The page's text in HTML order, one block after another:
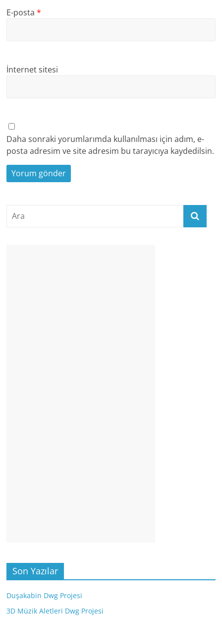
E-posta*
İnternet sitesi
Daha sonraki yorumlarımda kullanılması için adım, e-
posta adresim ve site adresim bu tarayıcıya kaydedilsin.
Son Yazılar
Duşakabin Dwg Projesi
3D Müzik Aletleri Dwg Projesi